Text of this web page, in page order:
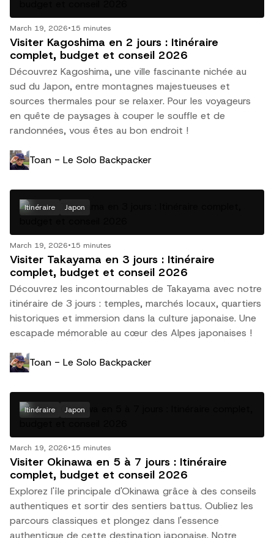
March 19, 2026•15 minutes
Visiter Kagoshima en 2 jours : Itinéraire
complet, budget et conseil 2026
Découvrez Kagoshima, une ville fascinante nichée au
sud du Japon, entre montagnes majestueuses et
sources thermales pour se relaxer. Pour les voyageurs
en quête de paysages à couper le souffle et de
randonnées, vous êtes au bon endroit !
Toan - Le Solo Backpacker
Itinéraire Japon
March 19, 2026•15 minutes
Visiter Takayama en 3 jours : Itinéraire
complet, budget et conseil 2026
Découvrez les incontournables de Takayama avec notre
itinéraire de 3 jours : temples, marchés locaux, quartiers
historiques et immersion dans la culture japonaise. Une
escapade mémorable au cœur des Alpes japonaises !
Toan - Le Solo Backpacker
Itinéraire Japon
March 19, 2026•15 minutes
Visiter Okinawa en 5 à 7 jours : Itinéraire
complet, budget et conseil 2026
Explorez l'île principale d'Okinawa grâce à des conseils
authentiques et sortir des sentiers battus. Oubliez les
parcours classiques et plongez dans l'essence
authentique de cette destination japonaise. Notre